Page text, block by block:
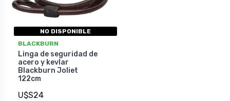
NO DISPONIBLE
BLACKBURN
Linga de seguridad de
acero y kevlar
Blackburn Joliet
122cm
U$S24